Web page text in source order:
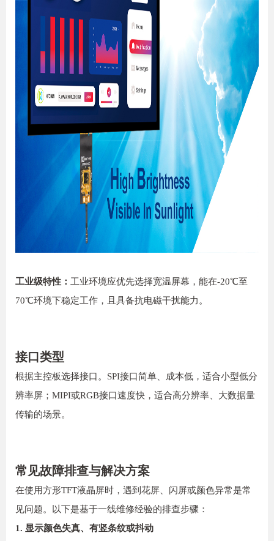
工业级特性： 工业环境应优先选择宽温屏幕，能在-20℃至
70℃环境下稳定工作，且具备抗电磁干扰能力。
接口类型
根据主控板选择接口。SPI接口简单、成本低，适合小型低分
辨率屏；MIPI或RGB接口速度快，适合高分辨率、大数据量
传输的场景。
常见故障排查与解决方案
在使用方形TFT液晶屏时，遇到花屏、闪屏或颜色异常是常
见问题。以下是基于一线维修经验的排查步骤：
1. 显示颜色失真、有竖条纹或抖动